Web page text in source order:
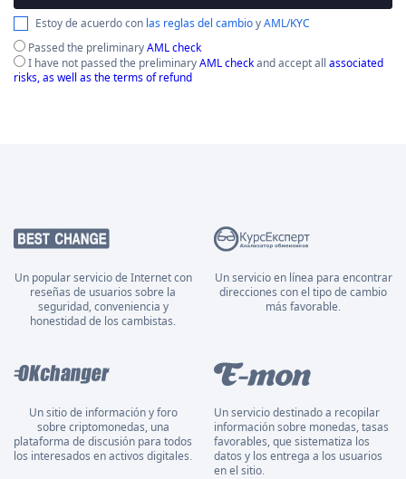
Estoy de acuerdo con las reglas del cambioyAML/KYC
Passed the preliminaryAML check
I have not passed the preliminaryAML checkand accept all associated
risks, as well as the terms of refund
Un popular servicio de Internet con
reseñas de usuarios sobre la
seguridad, conveniencia y
honestidad de los cambistas.
Un servicio en línea para encontrar
direcciones con el tipo de cambio
más favorable.
Un sitio de información y foro
sobre criptomonedas, una
plataforma de discusión para todos
los interesados en activos digitales.
Un servicio destinado a recopilar
información sobre monedas, tasas
favorables, que sistematiza los
datos y los entrega a los usuarios
en el sitio.